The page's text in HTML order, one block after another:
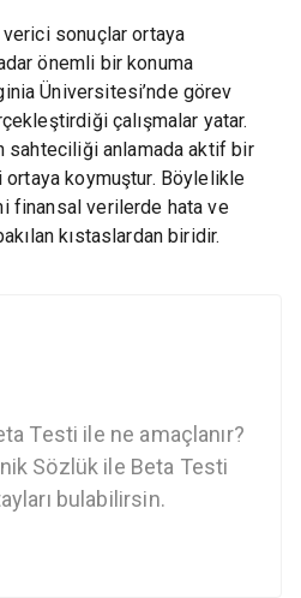
verici sonuçlar ortaya
önemli bir konuma
Üniversitesi’nde görev
çalışmalar yatar.
sahteciliği anlamada aktif bir
koymuştur. Böylelikle
finansal verilerde hata ve
kıstaslardan biridir.
Testi ile ne amaçlanır?
Sözlük ile Beta Testi
bulabilirsin.